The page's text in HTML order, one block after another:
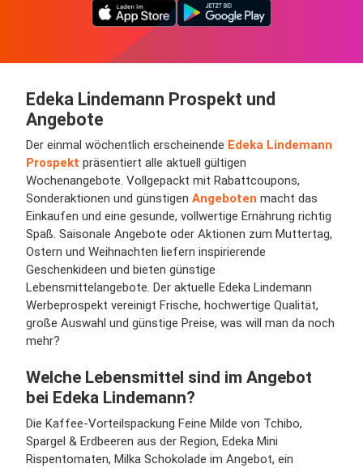
Edeka Lindemann Prospekt und
Angebote
Der einmal wöchentlich erscheinende Edeka Lindemann
Prospekt präsentiert alle aktuell gültigen
Wochenangebote. Vollgepackt mit Rabattcoupons,
Sonderaktionen und günstigen Angeboten macht das
Einkaufen und eine gesunde, vollwertige Ernährung richtig
Spaß. Saisonale Angebote oder Aktionen zum Muttertag,
Ostern und Weihnachten liefern inspirierende
Geschenkideen und bieten günstige
Lebensmittelangebote. Der aktuelle Edeka Lindemann
Werbeprospekt vereinigt Frische, hochwertige Qualität,
große Auswahl und günstige Preise, was will man da noch
mehr?
Welche Lebensmittel sind im Angebot
bei Edeka Lindemann?
Die Kaffee-Vorteilspackung Feine Milde von Tchibo,
Spargel & Erdbeeren aus der Region, Edeka Mini
Rispentomaten, Milka Schokolade im Angebot, ein